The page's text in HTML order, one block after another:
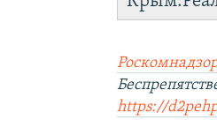
https://